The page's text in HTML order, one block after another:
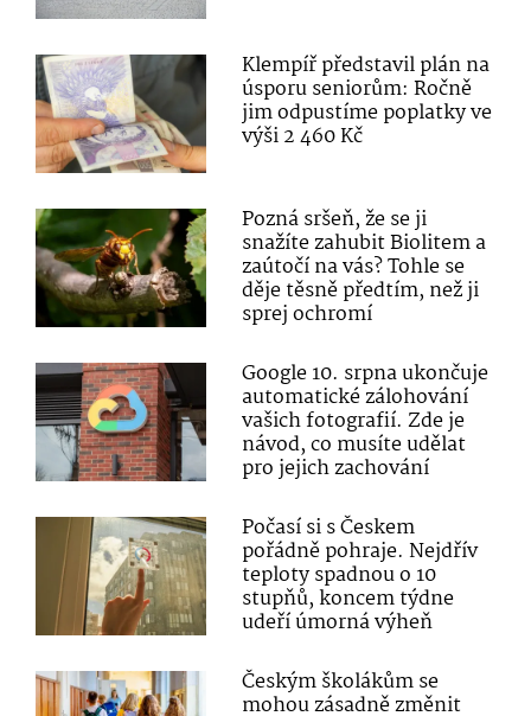
Klempíř představil plán na
úsporu seniorům: Ročně
jim odpustíme poplatky ve
výši 2 460 Kč
Pozná sršeň, že se ji
snažíte zahubit Biolitem a
zaútočí na vás? Tohle se
děje těsně předtím, než ji
sprej ochromí
Google 10. srpna ukončuje
automatické zálohování
vašich fotografií. Zde je
návod, co musíte udělat
pro jejich zachování
Počasí si s Českem
pořádně pohraje. Nejdřív
teploty spadnou o 10
stupňů, koncem týdne
udeří úmorná výheň
Českým školákům se
mohou zásadně změnit